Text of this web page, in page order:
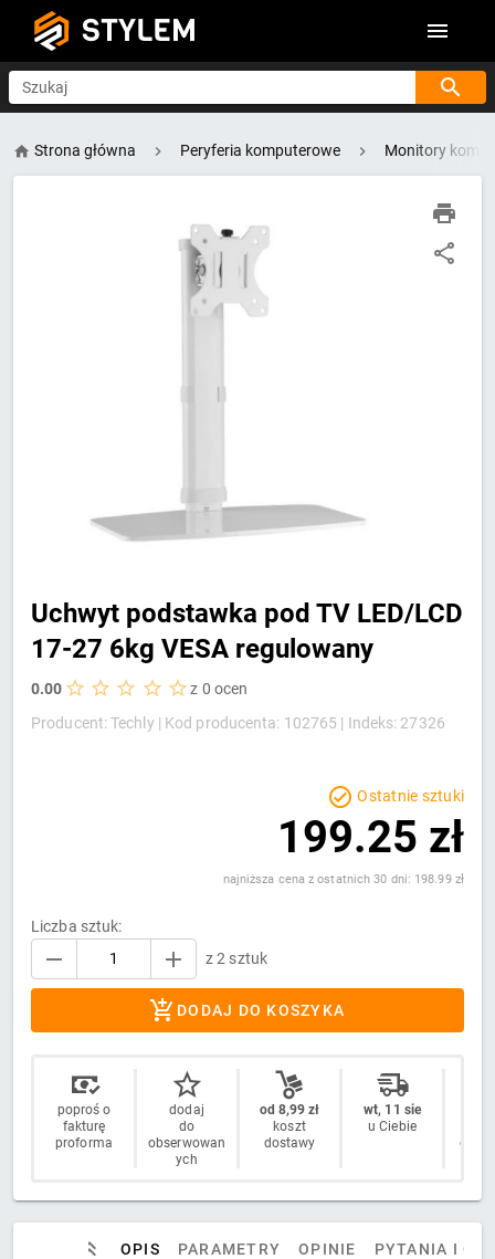
STYLEM
Szukaj
Strona główna Peryferia komputerowe Monitory
Uchwyt podstawka pod TV LED/LCD
17-27 6kg VESA regulowany
0.00
z 0 ocen
Producent: Techly | Kod producenta: 102765 | Indeks: 27326
Ostatnie sztuki
199.25 zł
najniższa cena z ostatnich 30 dni: 198.99 zł
Liczba sztuk:
z 2 sztuk
DODAJ DO KOSZYKA
poproś o
fakturę
proforma
dodaj
do
obserwowan
ych
od 8,99 zł
koszt
dostawy
wt, 11 sie
u Ciebie
OPIS PARAMETRY OPINIE PYTANIA I